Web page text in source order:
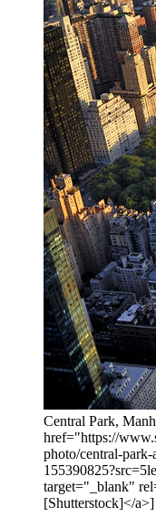
Central Park,
href="https://
photo/central-
target="_blank"
[Shutterstock]</a>]